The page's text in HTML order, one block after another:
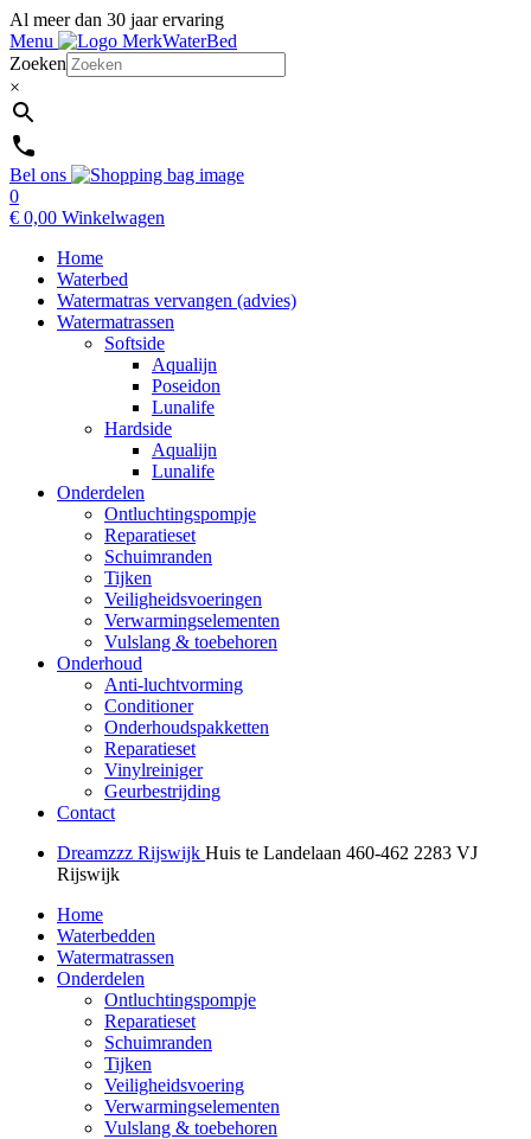
Al meer dan 30 jaar ervaring
Menu
Zoeken
×
Bel ons
0
€ 0,00 Winkelwagen
Home
Waterbed
Watermatras vervangen (advies)
Watermatrassen
Softside
Aqualijn
Poseidon
Lunalife
Hardside
Aqualijn
Lunalife
Onderdelen
Ontluchtingspompje
Reparatieset
Schuimranden
Tijken
Veiligheidsvoeringen
Verwarmingselementen
Vulslang & toebehoren
Onderhoud
Anti-luchtvorming
Conditioner
Onderhoudspakketten
Reparatieset
Vinylreiniger
Geurbestrijding
Contact
Dreamzzz Rijswijk Huis te Landelaan 460-462 2283 VJ
Rijswijk
Home
Waterbedden
Watermatrassen
Onderdelen
Ontluchtingspompje
Reparatieset
Schuimranden
Tijken
Veiligheidsvoering
Verwarmingselementen
Vulslang & toebehoren